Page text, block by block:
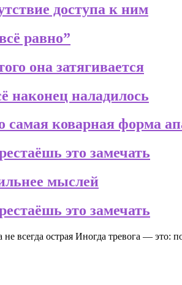
доступа к ним
равно”
она затягивается
наконец наладилось
самая коварная форма
это замечать
мыслей
это замечать
всегда острая Иногда тревога — это: